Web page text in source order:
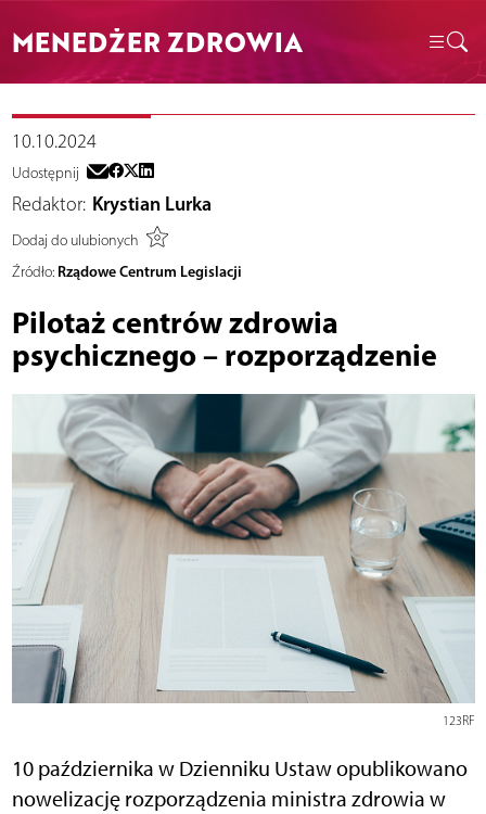
MENEDŻER ZDROWIA
10.10.2024
Udostępnij
Redaktor: Krystian Lurka
Dodaj do ulubionych
Źródło: Rządowe Centrum Legislacji
Pilotaż centrów zdrowia
psychicznego – rozporządzenie
123RF
10 października w Dzienniku Ustaw opublikowano
nowelizację rozporządzenia ministra zdrowia w